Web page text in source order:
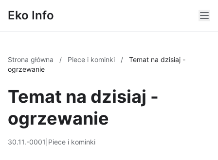
Eko Info
Strona główna / Piece i kominki /
Temat na dzisiaj -
ogrzewanie
Temat na dzisiaj -
ogrzewanie
30.11.-0001 Piece i kominki